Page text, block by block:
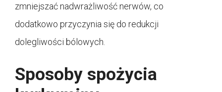
zmniejszać nadwrażliwość nerwów, co
dodatkowo przyczynia się do redukcji
dolegliwości bólowych.
Sposoby spożycia